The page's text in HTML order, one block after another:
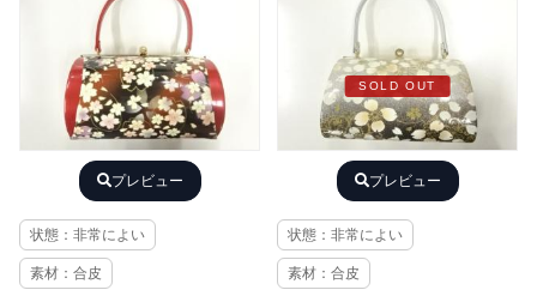
プレビュー
状態：非常によい
素材：合皮
SOLD OUT
プレビュー
状態：非常によい
素材：合皮